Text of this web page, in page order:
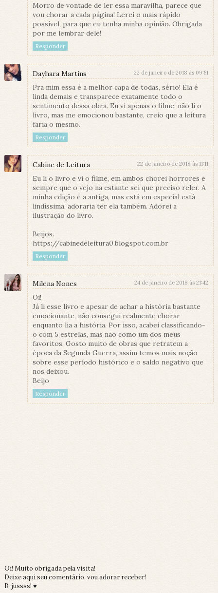
Morro de vontade de ler essa maravilha, parece que
vou chorar a cada página! Lerei o mais rápido
possível, para que eu tenha minha opinião. Obrigada
por me lembrar dele!
Responder
Dayhara Martins 22 de janeiro de 2018 às 09:51
Pra mim essa é a melhor capa de todas, sério! Ela é
linda demais e transparece exatamente todo o
sentimento dessa obra. Eu vi apenas o filme, não li o
livro, mas me emocionou bastante, creio que a leitura
faria o mesmo.
Responder
Cabine de Leitura 22 de janeiro de 2018 às 11:11
Eu li o livro e vi o filme, em ambos chorei horrores e
sempre que o vejo na estante sei que preciso reler. A
minha edição é a antiga, mas está em especial está
lindíssima, adoraria ter ela também. Adorei a
ilustração do livro.
Beijos.
https://cabinedeleitura0.blogspot.com.br
Responder
Milena Nones 24 de janeiro de 2018 às 21:42
Oi!
Já li esse livro e apesar de achar a história bastante
emocionante, não consegui realmente chorar
enquanto lia a história. Por isso, acabei classificando-
o com 5 estrelas, mas não como um dos meus
favoritos. Gosto muito de obras que retratem a
época da Segunda Guerra, assim temos mais noção
sobre esse período histórico e o saldo negativo que
nos deixou.
Beijo
Responder
Oi! Muito obrigada pela visita!
Deixe aqui seu comentário, vou adorar receber!
B-jussss! ♥